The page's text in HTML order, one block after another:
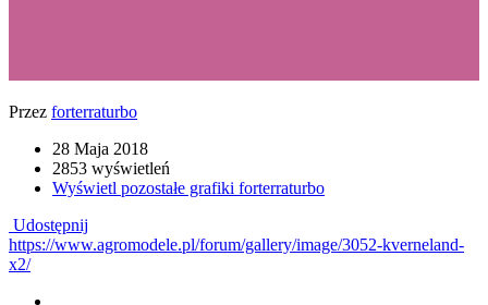
Przez forterraturbo
28 Maja 2018
2853 wyświetleń
Wyświetl pozostałe grafiki forterraturbo
Udostępnij
https://www.agromodele.pl/forum/gallery/image/3052-kverneland-
x2/